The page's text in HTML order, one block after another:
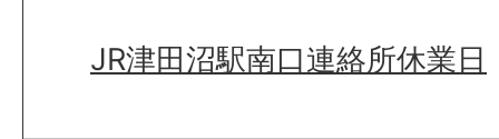
JR津田沼駅南口連絡所休業日